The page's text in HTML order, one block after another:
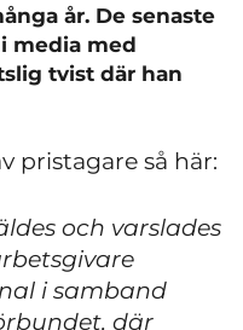
år. De senaste
media med
tvist där han
pristagare så här:
och varslades
i samband
där